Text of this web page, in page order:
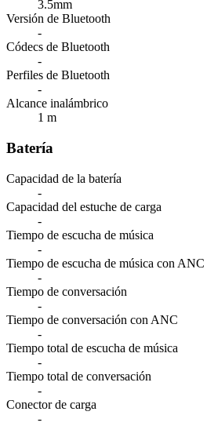
3.5mm
Versión de Bluetooth
-
Códecs de Bluetooth
-
Perfiles de Bluetooth
-
Alcance inalámbrico
1 m
Batería
Capacidad de la batería
-
Capacidad del estuche de carga
-
Tiempo de escucha de música
-
Tiempo de escucha de música con ANC
-
Tiempo de conversación
-
Tiempo de conversación con ANC
-
Tiempo total de escucha de música
-
Tiempo total de conversación
-
Conector de carga
-